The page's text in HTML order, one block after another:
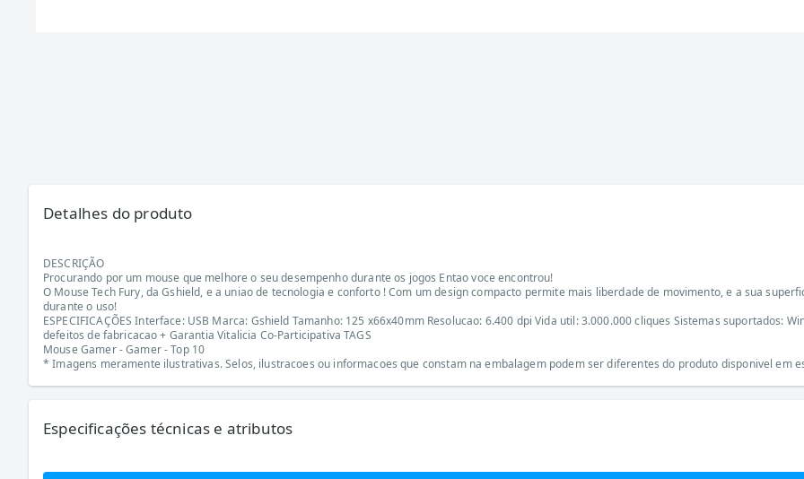
Detalhes do produto
DESCRIÇÃO
Procurando por um mouse que melhore o seu desempenho durante os jogos Entao voce encontrou!
O Mouse Tech Fury, da Gshield, e a uniao de tecnologia e conforto ! Com um design compacto permite mais liberdade de movimento, e a sua
durante o uso!
ESPECIFICAÇÕES Interface: USB Marca: Gshield Tamanho: 125 x66x40mm Resolucao: 6.400 dpi Vida util: 3.000.000 cliques Sistemas suportados:
defeitos de fabricacao + Garantia Vitalicia Co-Participativa TAGS
Mouse Gamer - Gamer - Top 10
* Imagens meramente ilustrativas. Selos, ilustracoes ou informacoes que constam na embalagem podem ser diferentes do produto disponivel em
Especificações técnicas e atributos